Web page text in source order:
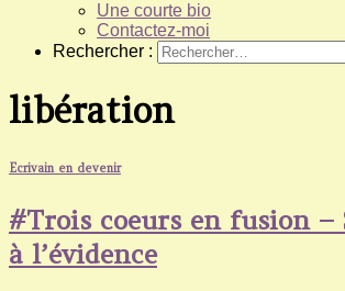
Une courte bio
Contactez-moi
Rechercher :
libération
Ecrivain en devenir
#Trois coeurs en fusion –
à l’évidence